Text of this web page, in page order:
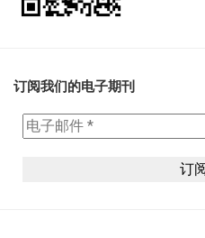
订阅我们的电子期刊